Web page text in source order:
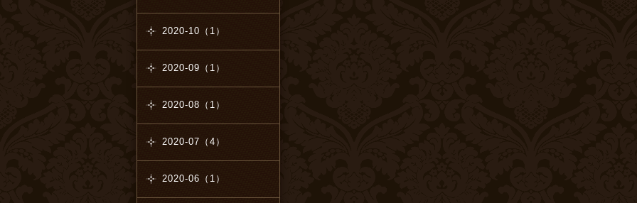
2020-10（1）
2020-09（1）
2020-08（1）
2020-07（4）
2020-06（1）